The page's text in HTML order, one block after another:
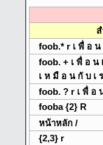
foob.* r เ พื่ อ น
foob. + เ พื่ อ น
เ ห มื อ น กั บ เ
foob. ? r เ พื่ อ
fooba {2} R
หน้าหลัก /
{2,3} r